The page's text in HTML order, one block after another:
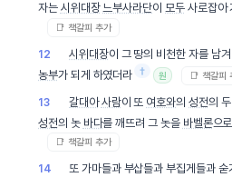
자는 시위대장느부사라단이 모두사로잡아
📑 책갈피 추가
12 시위대장이 그 땅의 비천한 자를 남겨
농부가 되게 하였더라 † 원 📑 책갈피
13 갈대아 사람이 또 여호와의성전의
성전의 놋 바다를 깨뜨려 그 놋을 바벨론으
📑 책갈피 추가
14
또 가마들과 부삽들과 부집게들과